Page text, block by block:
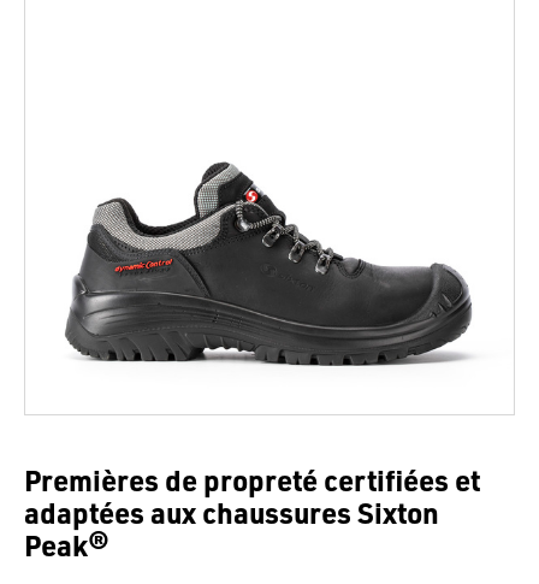
Premières de propreté certifiées et
adaptées aux chaussures Sixton
Peak®